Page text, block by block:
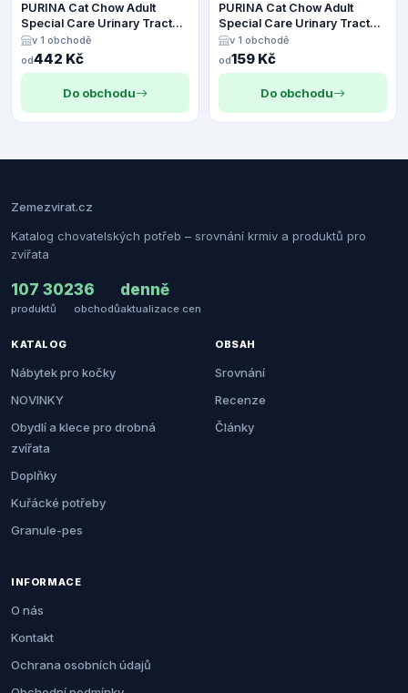
PURINA Cat Chow Adult
Special Care Urinary Tract
Health - 4,5 kg
v 1 obchodě
od442 Kč
Do obchodu
PURINA Cat Chow Adult
Special Care Urinary Tract
Health - 1,5 kg
v 1 obchodě
od159 Kč
Do obchodu
Zemezvirat.cz
Katalog chovatelských potřeb – srovnání krmiv a produktů pro
zvířata
107 302
produktů
36
obchodů
denně
aktualizace cen
KATALOG
Nábytek pro kočky
NOVINKY
Obydlí a klece pro drobná
zvířata
Doplňky
Kuřácké potřeby
Granule-pes
OBSAH
Srovnání
Recenze
Články
INFORMACE
O nás
Kontakt
Ochrana osobních údajů